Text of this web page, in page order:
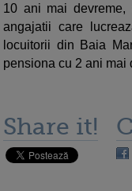
10 ani mai
angajatii care
locuitorii din Baia
pensiona cu 2 ani mai
Share it!